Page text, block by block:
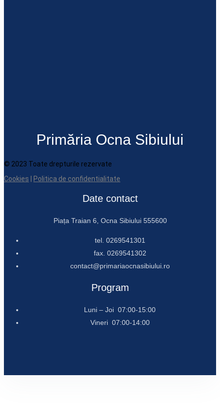
Primăria Ocna Sibiului
© 2023 Toate drepturile rezervate
Cookies
Politica de confidentialitate
Date contact
Piața Traian 6, Ocna Sibiului 555600
tel. 0269541301
fax. 0269541302
contact@primariaocnasibiului.ro
Program
Luni – Joi 07:00-15:00
Vineri 07:00-14:00